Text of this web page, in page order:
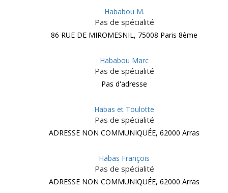
Hababou M.
Pas de spécialité
86 RUE DE MIROMESNIL, 75008 Paris 8ème
Hababou Marc
Pas de spécialité
Pas d'adresse
Habas et Toulotte
Pas de spécialité
ADRESSE NON COMMUNIQUÉE, 62000 Arras
Habas François
Pas de spécialité
ADRESSE NON COMMUNIQUÉE, 62000 Arras